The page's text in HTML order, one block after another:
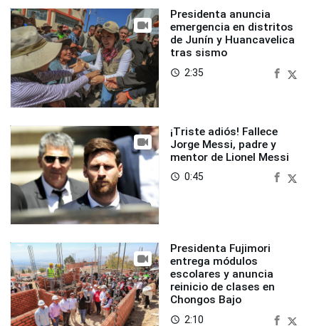
Presidenta anuncia
emergencia en distritos
de Junín y Huancavelica
tras sismo
access_time 2:35
¡Triste adiós! Fallece
Jorge Messi, padre y
mentor de Lionel Messi
access_time 0:45
Presidenta Fujimori
entrega módulos
escolares y anuncia
reinicio de clases en
Chongos Bajo
access_time 2:10